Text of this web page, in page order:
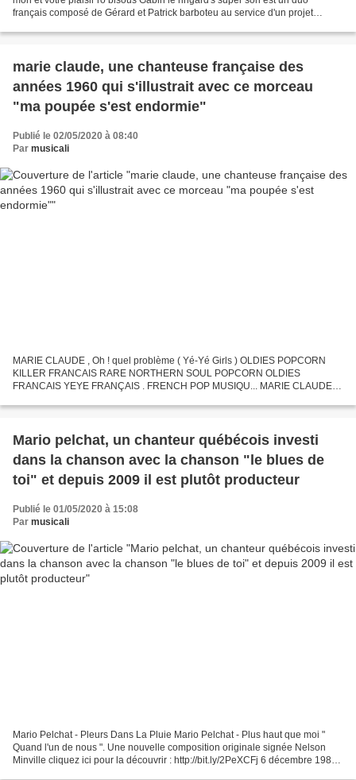
français composé de Gérard et Patrick barboteu au service d'un projet
marie claude, une chanteuse française des
années 1960 qui s'illustrait avec ce morceau
"ma poupée s'est endormie"
Publié le 02/05/2020 à 08:40
Par musicali
MARIE CLAUDE , Oh ! quel problème ( Yé-Yé Girls ) OLDIES POPCORN
KILLER FRANCAIS RARE NORTHERN SOUL POPCORN OLDIES
FRANCAIS YEYE FRANÇAIS . FRENCH POP MUSIQU... MARIE CLAUDE ,
FRANCAIS RARE...
Mario pelchat, un chanteur québécois investi
dans la chanson avec la chanson "le blues de
toi" et depuis 2009 il est plutôt producteur
Publié le 01/05/2020 à 15:08
Par musicali
Mario Pelchat - Pleurs Dans La Pluie Mario Pelchat - Plus haut que moi "
Quand l'un de nous ". Une nouvelle composition originale signée Nelson
Minville cliquez ici pour la découvrir : http://bit.ly/2PeXCFj 6 décembre 1989.